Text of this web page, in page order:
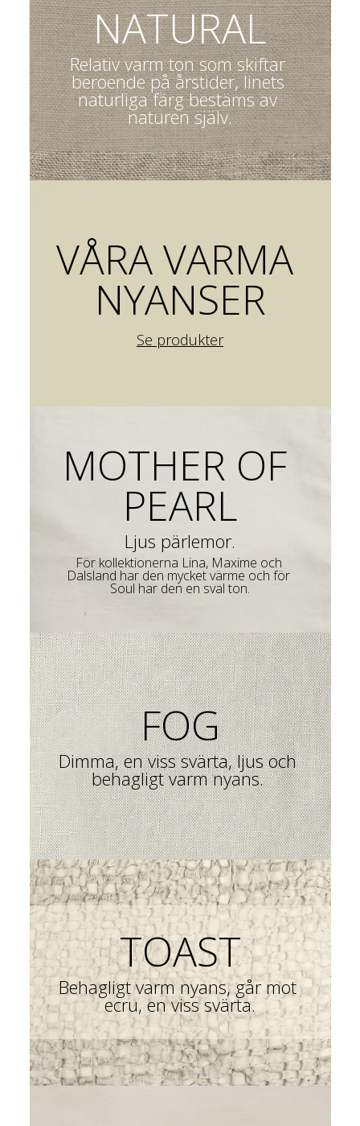
NATURAL
Relativ varm ton som skiftar
beroende på årstider, linets
naturliga färg bestäms av
naturen själv.
VÅRA VARMA
NYANSER
Se produkter
MOTHER OF
PEARL
Ljus pärlemor.
För kollektionerna Lina, Maxime och
Dalsland har den mycket värme och för
FOG
Dimma, en viss svärta, ljus och
behagligt varm nyans.
TOAST
Behagligt varm nyans, går mot
ecru, en viss svärta.